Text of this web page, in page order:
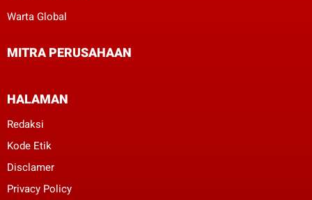
Warta Global
MITRA PERUSAHAAN
HALAMAN
Redaksi
Kode Etik
Disclamer
Privacy Policy